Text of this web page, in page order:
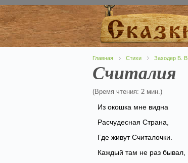
Главная Стихи Заходер Б. В.
Считалия
(Время чтения: 2 мин.)
Из окошка мне видна
Расчудесная Страна,
Где живут Считалочки.
Каждый там не раз бывал,